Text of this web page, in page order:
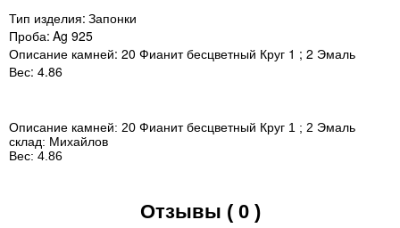
Тип изделия: Запонки
Проба: Ag 925
Описание камней: 20 Фианит бесцветный Круг 1 ; 2 Эмаль
Вес: 4.86
Описание камней: 20 Фианит бесцветный Круг 1 ; 2 Эмаль
склад: Михайлов
Вес: 4.86
Отзывы ( 0 )